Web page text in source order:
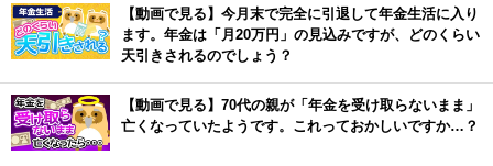
【動画で見る】今月末で完全に引退して年金生活に入り
ます。年金は「月20万円」の見込みですが、どのくらい
天引きされるのでしょう？
【動画で見る】70代の親が「年金を受け取らないまま」
亡くなっていたようです。これっておかしいですか…？